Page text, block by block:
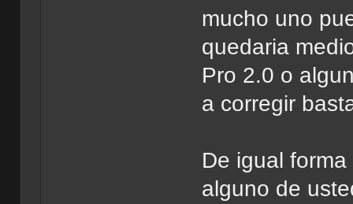
mucho uno
quedaria
Pro 2.0 o
a corregir
De igual
alguno de